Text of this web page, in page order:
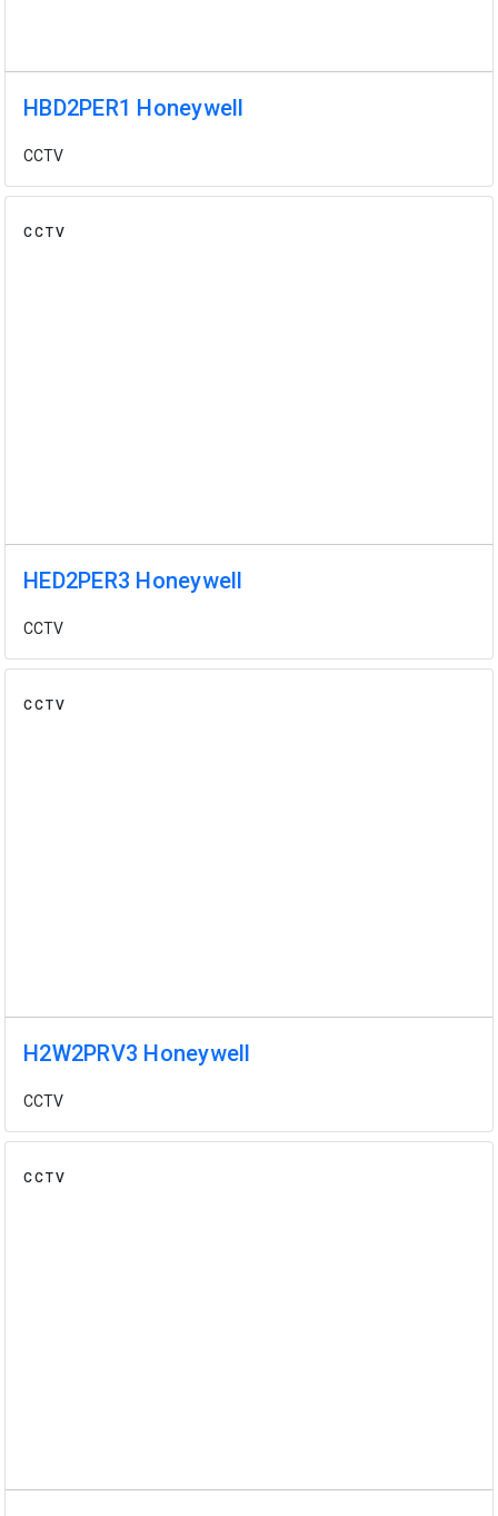
HBD2PER1 Honeywell
CCTV
CCTV
HED2PER3 Honeywell
CCTV
CCTV
H2W2PRV3 Honeywell
CCTV
CCTV